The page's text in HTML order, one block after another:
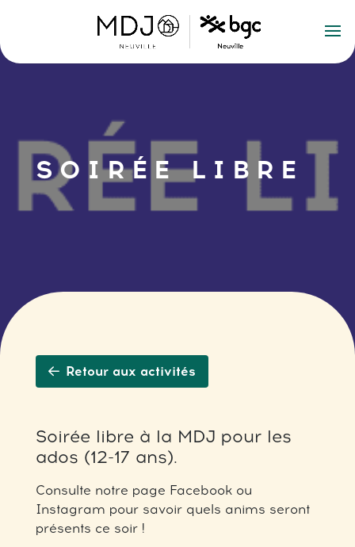
SOIRÉE LIBRE
Retour aux activités
Soirée libre à la MDJ pour les
ados (12-17 ans).
Consulte notre page Facebook ou
Instagram pour savoir quels anims seront
présents ce soir !